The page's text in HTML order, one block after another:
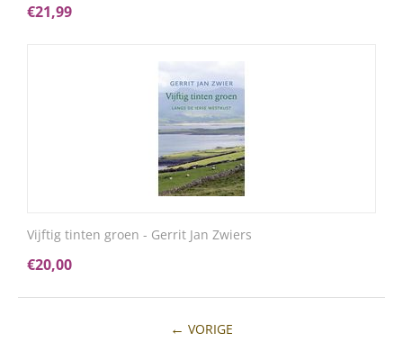
€21,99
Vijftig tinten groen - Gerrit Jan Zwiers
€20,00
VORIGE